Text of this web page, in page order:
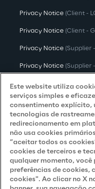
Privacy Notice (Client -
Privacy Notice (Client -
Privacy Notice (Supplier
Privacy Notice (Supplier
Privacy Notice
Privacy Notice
Privacy Notice
Accessibility Statement
Careers
Este website utiliza
serviços simples e
consentimento explícito,
tecnologias de
redirecionamento em
não usa cookies
“aceitar todos os
cookies de terceiros e
qualquer momento, você
preferências de cookies,
cookies". Ao clicar no X